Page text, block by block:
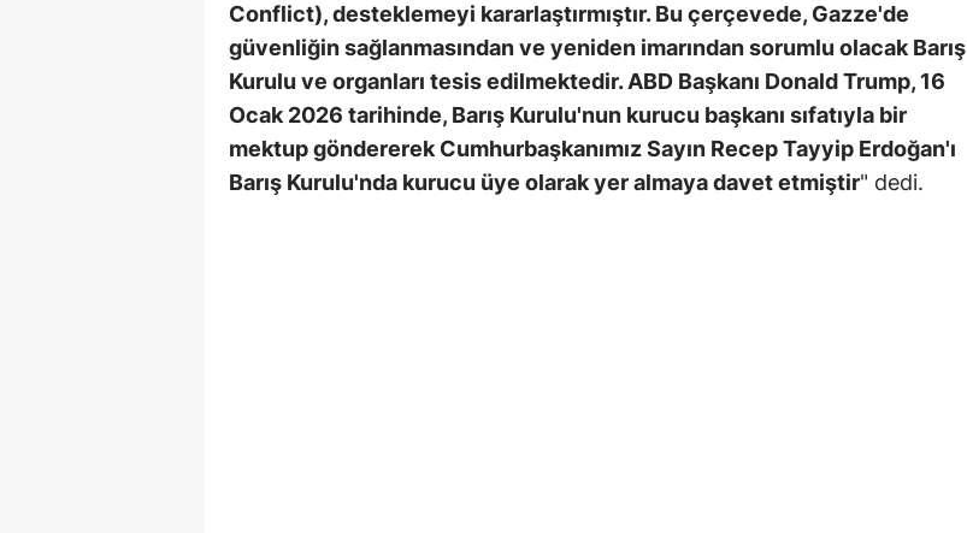
Conflict), desteklemeyi kararlaştırmıştır. Bu çerçevede, Gazze'de
güvenliğin sağlanmasından ve yeniden imarından sorumlu olacak Barış
Kurulu ve organları tesis edilmektedir. ABD Başkanı Donald Trump, 16
Ocak 2026 tarihinde, Barış Kurulu'nun kurucu başkanı sıfatıyla bir
mektup göndererek Cumhurbaşkanımız Sayın Recep Tayyip Erdoğan'ı
Barış Kurulu'nda kurucu üye olarak yer almaya davet etmiştir" dedi.